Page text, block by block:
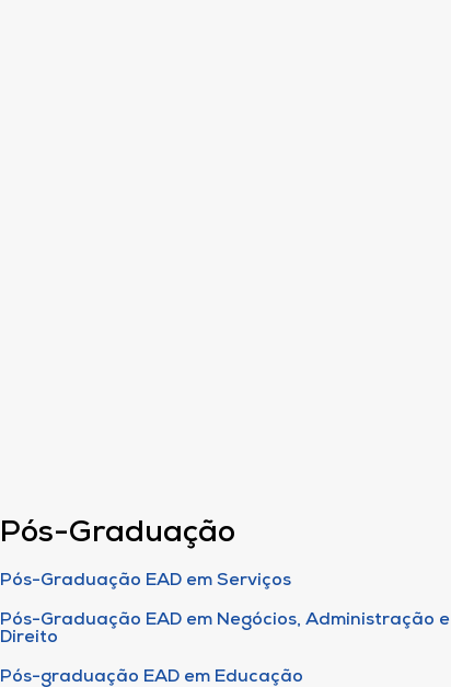
Pós-Graduação
Pós-Graduação EAD em Serviços
Pós-Graduação EAD em Negócios, Administração e
Direito
Pós-graduação EAD em Educação